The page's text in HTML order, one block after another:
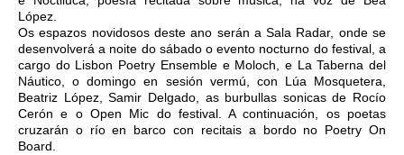
López.
Os espazos novidosos deste ano serán a Sala Radar, onde se
desenvolverá a noite do sábado o evento nocturno do festival, a
cargo do Lisbon Poetry Ensemble e Moloch, e La Taberna del
Náutico, o domingo en sesión vermú, con Lúa Mosquetera,
Beatriz López, Samir Delgado, as burbullas sonicas de Rocío
Cerón e o Open Mic do festival. A continuación, os poetas
cruzarán o río en barco con recitais a bordo no Poetry On
Board.